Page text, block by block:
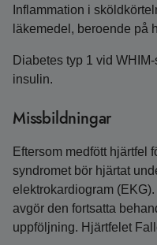
Inflammation i
läkemedel, beroende på
Diabetes typ 1 vid
insulin.
Missbildningar
Eftersom medfött hjärtfel
syndromet bör hjärtat
elektrokardiogram
avgör den fortsatta
uppföljning. Hjärtfelet